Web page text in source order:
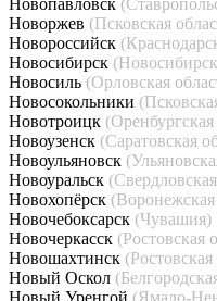
Новопавловск
Новоржев (Псковская
Новороссийск
Новосибирск
Новосиль (Орловская
Новосокольники
Новотроицк (Оренбургская
Новоузенск (Саратовская
Новоульяновск
Новоуральск
Новохопёрск (Воронежская
Новочебоксарск (Чувашия)
Новочеркасск (Ростовская
Новошахтинск (Ростовская
Новый Оскол